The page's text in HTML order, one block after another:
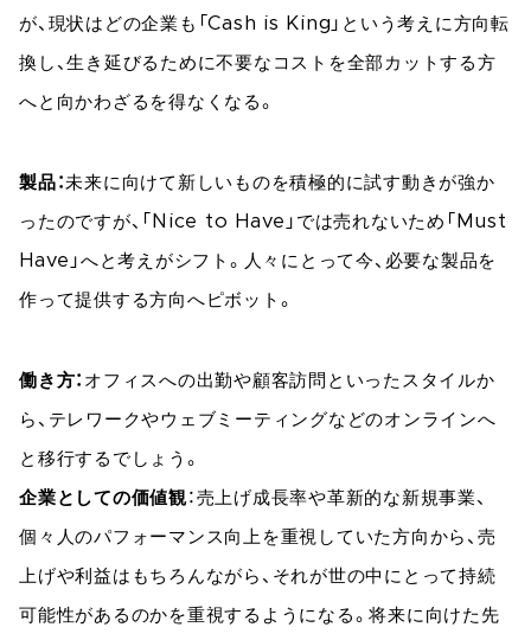
が、現状はどの企業も「Cash is King」という考えに方向転
換し、生き延びるために不要なコストを全部カットする方
へと向かわざるを得なくなる。
製品：未来に向けて新しいものを積極的に試す動きが強か
ったのですが、「Nice to Have」では売れないため「Must
Have」へと考えがシフト。人々にとって今、必要な製品を
作って提供する方向へピボット。
働き方： オフィスへの出勤や顧客訪問といったスタイルか
ら、テレワークやウェブミーティングなどのオンラインへ
と移行するでしょう。
企業としての価値観：売上げ成長率や革新的な新規事業、
個々人のパフォーマンス向上を重視していた方向から、売
上げや利益はもちろんながら、それが世の中にとって持続
可能性があるのかを重視するようになる。将来に向けた先